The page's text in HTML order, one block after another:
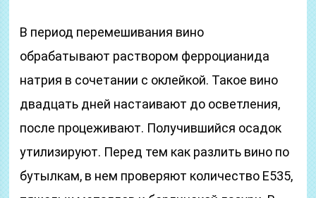
В период перемешивания вино
обрабатывают раствором ферроцианида
натрия в сочетании с оклейкой. Такое вино
двадцать дней настаивают до осветления,
после процеживают. Получившийся осадок
утилизируют. Перед тем как разлить вино по
бутылкам, в нем проверяют количество Е535,